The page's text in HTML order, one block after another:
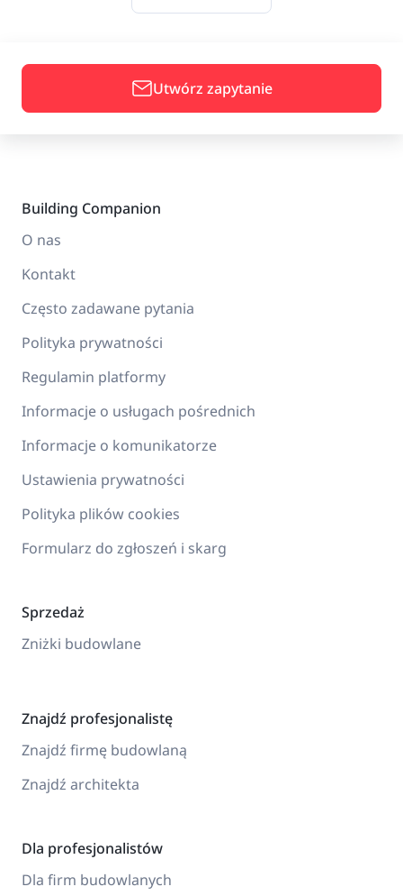
Utwórz zapytanie
Building Companion
O nas
Kontakt
Często zadawane pytania
Polityka prywatności
Regulamin platformy
Informacje o usługach pośrednich
Informacje o komunikatorze
Ustawienia prywatności
Polityka plików cookies
Formularz do zgłoszeń i skarg
Sprzedaż
Zniżki budowlane
Znajdź profesjonalistę
Znajdź firmę budowlaną
Znajdź architekta
Dla profesjonalistów
Dla firm budowlanych